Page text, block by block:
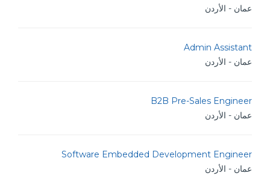
عمان - الأردن
Admin Assistant
عمان - الأردن
B2B Pre-Sales Engineer
عمان - الأردن
Software Embedded Development Engineer
عمان - الأردن